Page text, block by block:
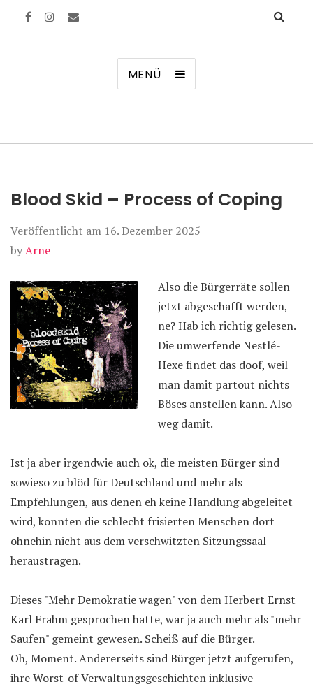
MENÜ
Blood Skid – Process of Coping
Veröffentlicht am 16. Dezember 2025
byArne
Also die Bürgerräte sollen
jetzt abgeschafft werden,
ne? Hab ich richtig gelesen.
Die umwerfende Nestlé-
Hexe findet das doof, weil
man damit partout nichts
Böses anstellen kann. Also
weg damit.
Ist ja aber irgendwie auch ok, die meisten Bürger sind
sowieso zu blöd für Deutschland und mehr als
Empfehlungen, aus denen eh keine Handlung abgeleitet
wird, konnten die schlecht frisierten Menschen dort
ohnehin nicht aus dem verschwitzten Sitzungssaal
heraustragen.
Dieses "Mehr Demokratie wagen" von dem Herbert Ernst
Karl Frahm gesprochen hatte, war ja auch mehr als "mehr
Saufen" gemeint gewesen. Scheiß auf die Bürger.
Oh, Moment. Andererseits sind Bürger jetzt aufgerufen,
ihre Worst-of Verwaltungsgeschichten inklusive